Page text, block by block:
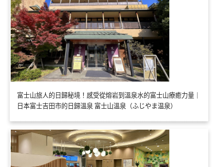
富士山旅人的日歸秘境！感受從熔岩到溫泉水的富士山療癒力量｜
日本富士吉田市的日歸溫泉 富士山溫泉（ふじやま温泉）